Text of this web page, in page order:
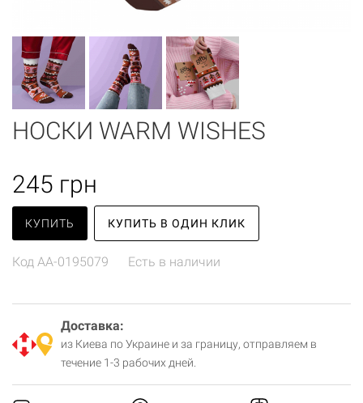
НОСКИ WARM WISHES
245 грн
КУПИТЬ КУПИТЬ В ОДИН КЛИК
Код AA-0195079 Есть в наличии
Доставка:
из Киева по Украине и за границу, отправляем в
течение 1-3 рабочих дней.